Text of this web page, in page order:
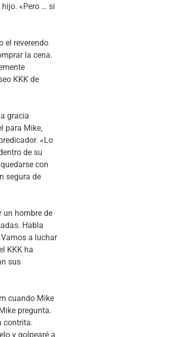
hijo. «Pero … si
el reverendo
la cena.
KKK de
gracia
para Mike,
«Lo
de su
con
segura de
un hombre de
Habla
a luchar
KKK ha
sus
cuando Mike
pregunta.
contrita.
y golpearé a